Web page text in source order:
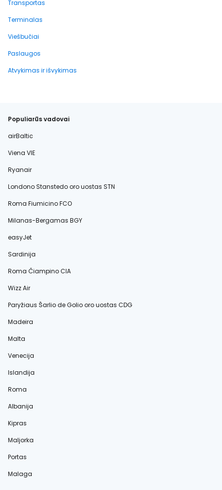
Transportas
Terminalas
Viešbučiai
Paslaugos
Atvykimas ir išvykimas
Populiarūs vadovai
airBaltic
Viena VIE
Ryanair
Londono Stanstedo oro uostas STN
Roma Fiumicino FCO
Milanas-Bergamas BGY
easyJet
Sardinija
Roma Čiampino CIA
Wizz Air
Paryžiaus Šarlio de Golio oro uostas CDG
Madeira
Malta
Venecija
Islandija
Roma
Albanija
Kipras
Maljorka
Portas
Malaga